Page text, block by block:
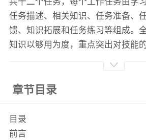
任务描述、相关知识、任务准备、
馈、知识拓展和任务练习等组成。
知识以够用为度，重点突出对技能的
章节目录
目录
前言